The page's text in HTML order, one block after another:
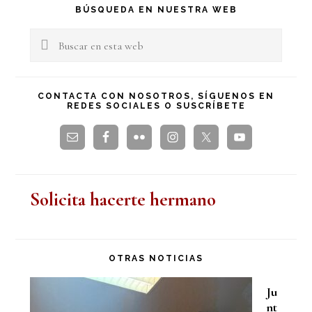
Barra
lateral
BÚSQUEDA EN NUESTRA WEB
Buscar
esta
CONTACTA CON NOSOTROS, SÍGUENOS EN
REDES SOCIALES O SUSCRÍBETE
Solicita hacerte hermano
OTRAS NOTICIAS
Ju
nt